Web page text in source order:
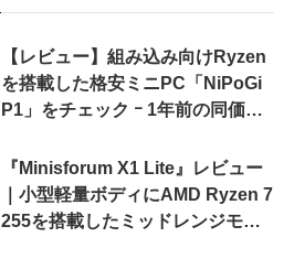
【レビュー】組み込み向けRyzen
を搭載した格安ミニPC「NiPoGi
P1」をチェック ｰ 1年前の同価格
『Minisforum X1 Lite』レビュー
｜小型軽量ボディにAMD Ryzen 7
255を搭載したミッドレンジモデ